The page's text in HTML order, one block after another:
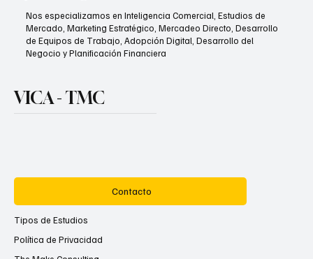
Nos especializamos en Inteligencia Comercial, Estudios de
Mercado, Marketing Estratégico, Mercadeo Directo, Desarrollo
de Equipos de Trabajo, Adopción Digital, Desarrollo del
Negocio y Planificación Financiera
VICA - TMC
Contacto
Tipos de Estudios
Política de Privacidad